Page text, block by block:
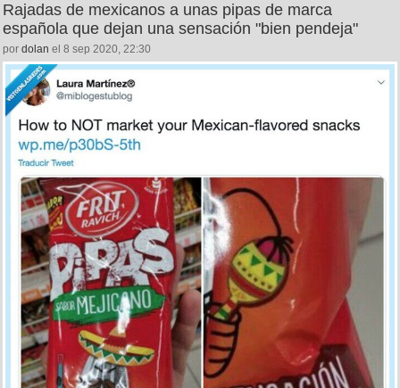
Rajadas de mexicanos a unas pipas de marca
española que dejan una sensación "bien pendeja"
por dolan el 8 sep 2020, 22:30